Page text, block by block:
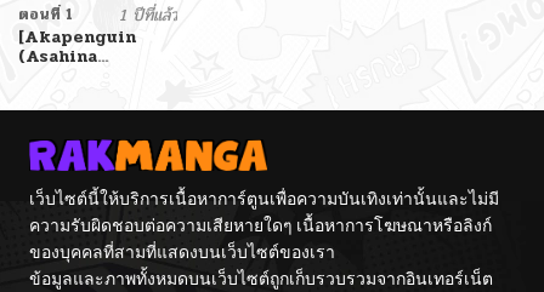
ตอนที่ 1
1 ปีที่แล้ว
[Akapenguin
(Asahina
no Mae de dake
Dosukebe ni Naru
เว็บไซต์นี้ให้บริการเนื้อหาการ์ตูนเพื่อความบันเทิงเท่านั้นและไม่มี
ความรับผิดชอบต่อความเสียหายใดๆ เนื้อหาการโฆษณาหรือลิงก์
ของบุคคลที่สามที่แสดงบนเว็บไซต์ของเรา
ข้อมูลและภาพทั้งหมดบนเว็บไซต์ถูกเก็บรวบรวมจากอินเทอร์เน็ต